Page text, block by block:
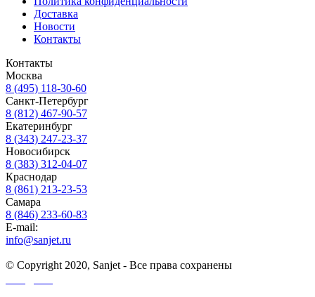
Доставка
Новости
Контакты
Контакты
Москва
8 (495) 118-30-60
Санкт-Петербург
8 (812) 467-90-57
Екатеринбург
8 (343) 247-23-37
Новосибирск
8 (383) 312-04-07
Краснодар
8 (861) 213-23-53
Самара
8 (846) 233-60-83
E-mail:
info@sanjet.ru
© Copyright 2020, Sanjet - Все права сохранены